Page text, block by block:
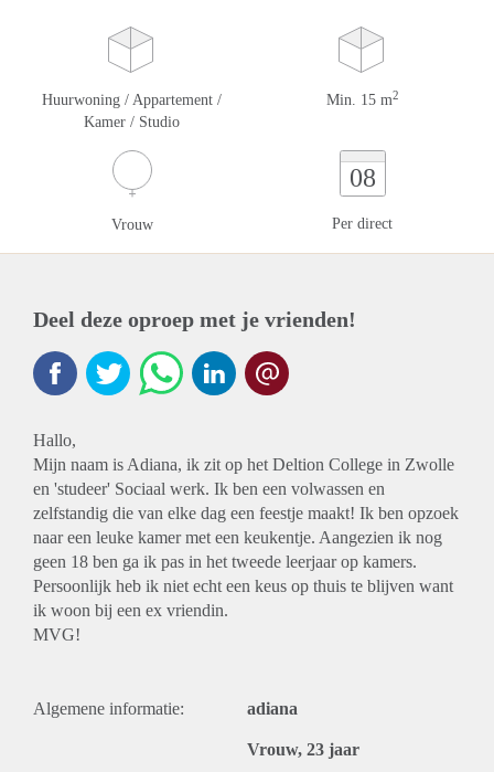
Huurwoning / Appartement /
Kamer / Studio
Min. 15 m2
Vrouw
08
Per direct
Deel deze oproep met je vrienden!
Hallo,
Mijn naam is Adiana, ik zit op het Deltion College in Zwolle
en 'studeer' Sociaal werk. Ik ben een volwassen en
zelfstandig die van elke dag een feestje maakt! Ik ben opzoek
naar een leuke kamer met een keukentje. Aangezien ik nog
geen 18 ben ga ik pas in het tweede leerjaar op kamers.
Persoonlijk heb ik niet echt een keus op thuis te blijven want
ik woon bij een ex vriendin.
MVG!
Algemene informatie: adiana
Vrouw, 23 jaar